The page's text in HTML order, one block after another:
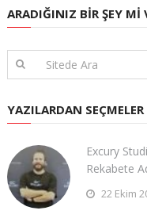
ARADIĞINIZ BIR ŞEY MI
YAZILARDAN SEÇMELER
Excury
Rekabete
22 Ekim